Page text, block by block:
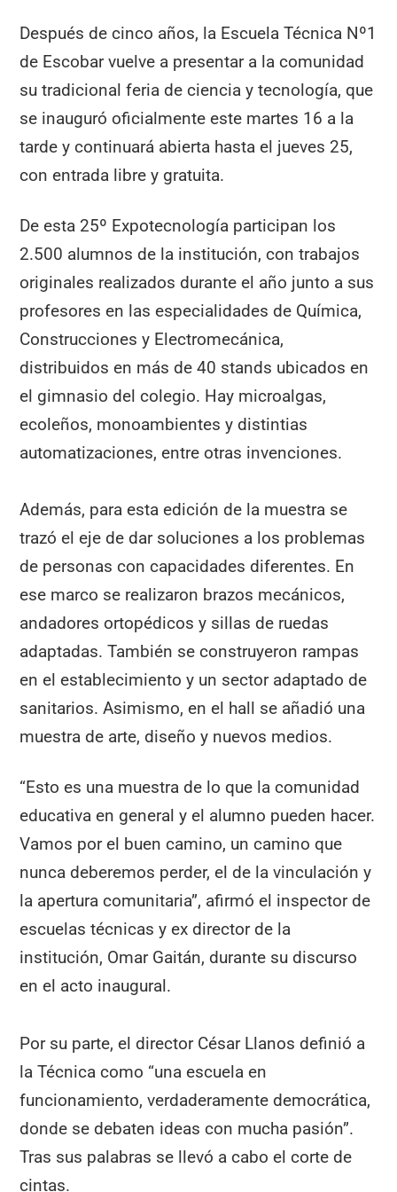
Después de cinco años, la Escuela Técnica Nº1
de Escobar vuelve a presentar a la comunidad
su tradicional feria de ciencia y tecnología, que
se inauguró oficialmente este martes 16 a la
tarde y continuará abierta hasta el jueves 25,
con entrada libre y gratuita.
De esta 25º Expotecnología participan los
2.500 alumnos de la institución, con trabajos
originales realizados durante el año junto a sus
profesores en las especialidades de Química,
Construcciones y Electromecánica,
distribuidos en más de 40 stands ubicados en
el gimnasio del colegio. Hay microalgas,
ecoleños, monoambientes y distintias
automatizaciones, entre otras invenciones.
Además, para esta edición de la muestra se
trazó el eje de dar soluciones a los problemas
de personas con capacidades diferentes. En
ese marco se realizaron brazos mecánicos,
andadores ortopédicos y sillas de ruedas
adaptadas. También se construyeron rampas
en el establecimiento y un sector adaptado de
sanitarios. Asimismo, en el hall se añadió una
muestra de arte, diseño y nuevos medios.
“Esto es una muestra de lo que la comunidad
educativa en general y el alumno pueden hacer.
Vamos por el buen camino, un camino que
nunca deberemos perder, el de la vinculación y
la apertura comunitaria”, afirmó el inspector de
escuelas técnicas y ex director de la
institución, Omar Gaitán, durante su discurso
en el acto inaugural.
Por su parte, el director César Llanos definió a
la Técnica como “una escuela en
funcionamiento, verdaderamente democrática,
donde se debaten ideas con mucha pasión”.
Tras sus palabras se llevó a cabo el corte de
cintas.